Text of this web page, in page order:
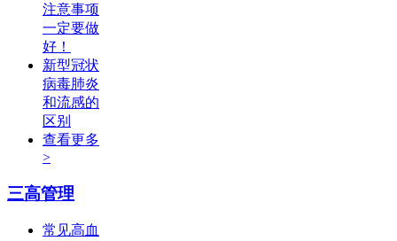
注意事项
一定要做
好！
新型冠状
病毒肺炎
和流感的
区别
查看更多
>
三高管理
常见高血